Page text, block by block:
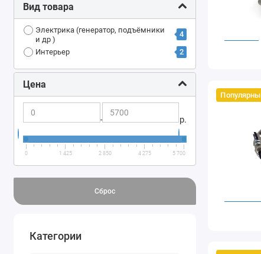
Вид товара
Электрика (генератор, подъёмники
и др )
4
Интерьер 2
Цена
- р.
0 1 425 2 850 4 275 5 700
Сброс
Категории